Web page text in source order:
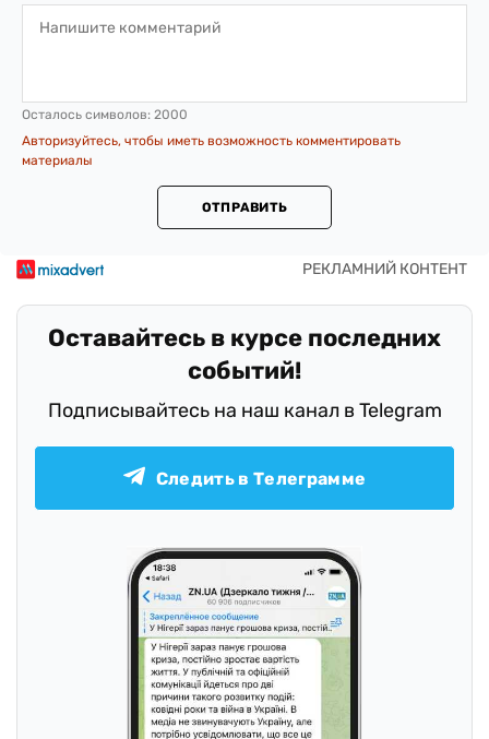
Осталось символов: 2000
Авторизуйтесь, чтобы иметь возможность комментировать
материалы
ОТПРАВИТЬ
Оставайтесь в курсе последних
событий!
Подписывайтесь на наш канал в Telegram
Следить в Телеграмме